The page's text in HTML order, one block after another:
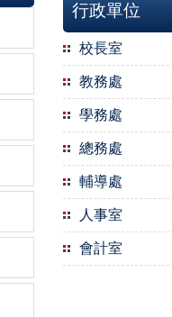
行政單位
校長室
教務處
學務處
總務處
輔導處
人事室
會計室